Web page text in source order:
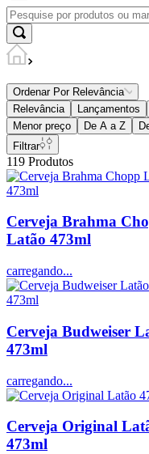
Ordenar Por Relevância
Relevância
Lançamentos
Menor preço
De A a Z
Filtrar
119 Produtos
Cerveja Brahma
Latão 473ml
carregando...
Cerveja Budweiser
473ml
carregando...
Cerveja Original
473ml